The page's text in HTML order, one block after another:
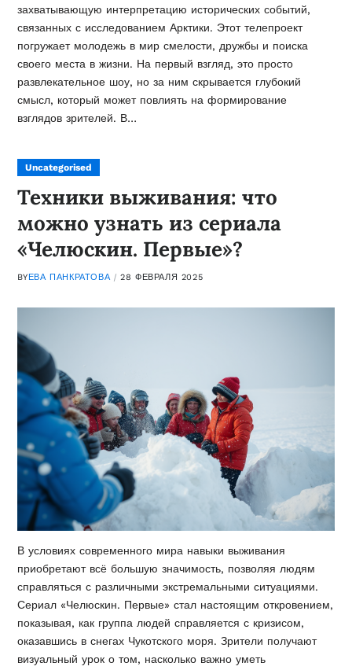
захватывающую интерпретацию исторических событий,
связанных с исследованием Арктики. Этот телепроект
погружает молодежь в мир смелости, дружбы и поиска
своего места в жизни. На первый взгляд, это просто
развлекательное шоу, но за ним скрывается глубокий
смысл, который может повлиять на формирование
взглядов зрителей. В…
Uncategorised
Техники выживания: что
можно узнать из сериала
«Челюскин. Первые»?
BYЕВА ПАНКРАТОВА 28 ФЕВРАЛЯ 2025
В условиях современного мира навыки выживания
приобретают всё большую значимость, позволяя людям
справляться с различными экстремальными ситуациями.
Сериал «Челюскин. Первые» стал настоящим откровением,
показывая, как группа людей справляется с кризисом,
оказавшись в снегах Чукотского моря. Зрители получают
визуальный урок о том, насколько важно уметь